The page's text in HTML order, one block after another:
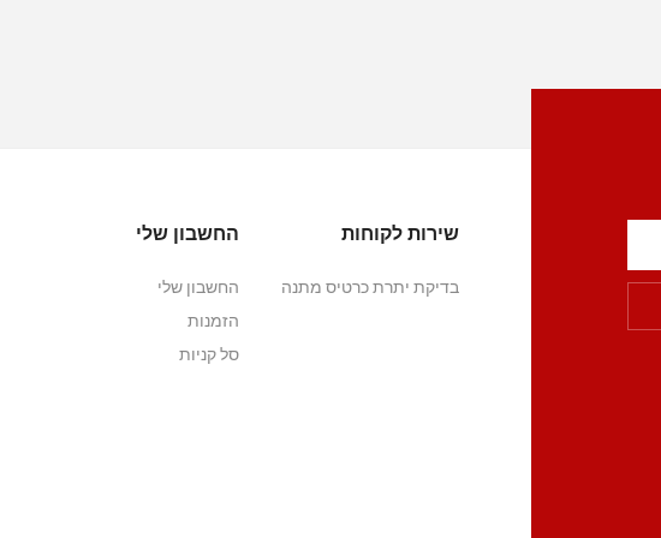
שירות לקוחות
בדיקת יתרת כרטיס מתנה
החשבון שלי
החשבון שלי
הזמנות
סל קניות